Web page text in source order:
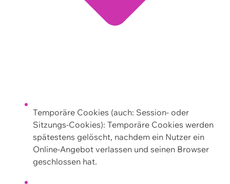
Temporäre Cookies (auch: Session- oder
Sitzungs-Cookies): Temporäre Cookies werden
spätestens gelöscht, nachdem ein Nutzer ein
Online-Angebot verlassen und seinen Browser
geschlossen hat.